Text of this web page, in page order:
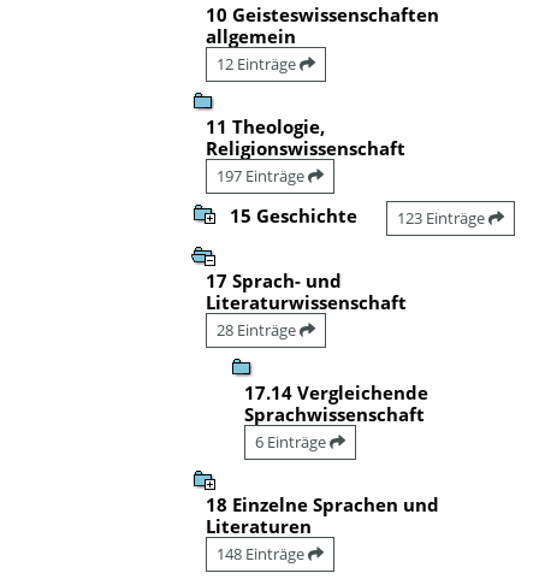
10 Geisteswissenschaften
allgemein
12 Einträge
11 Theologie,
Religionswissenschaft
197 Einträge
15 Geschichte 123 Einträge
17 Sprach- und
Literaturwissenschaft
28 Einträge
17.14 Vergleichende
Sprachwissenschaft
6 Einträge
18 Einzelne Sprachen und
Literaturen
148 Einträge